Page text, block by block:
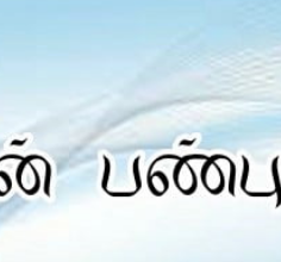
Muhammad superior to